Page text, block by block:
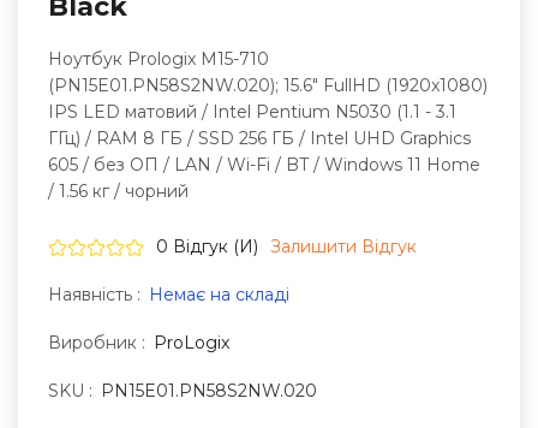
Black
Ноутбук Prologix M15-710
(PN15E01.PN58S2NW.020); 15.6" FullHD (1920x1080)
IPS LED матовий / Intel Pentium N5030 (1.1 - 3.1
ГГц) / RAM 8 ГБ / SSD 256 ГБ / Intel UHD Graphics
605 / без ОП / LAN / Wi-Fi / BT / Windows 11 Home
/ 1.56 кг / чорний
0 Відгук (и) Залишити Вiдгук
Наявність : Немає на складі
Виробник : ProLogix
SKU : PN15E01.PN58S2NW.020